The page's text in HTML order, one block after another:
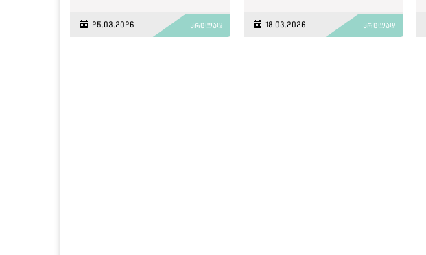
„იმედსა“ და „პოსტვის“
რეკლამით და ვის
25.03.2026 ვრცლად
პოზიციების
სტრუქტურირება და
18.03.2026 ვრცლად